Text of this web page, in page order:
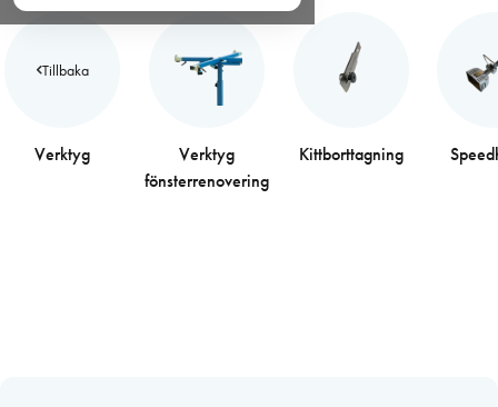
Tillbaka
Verktyg
Verktyg
fönsterrenovering
Kittborttagning